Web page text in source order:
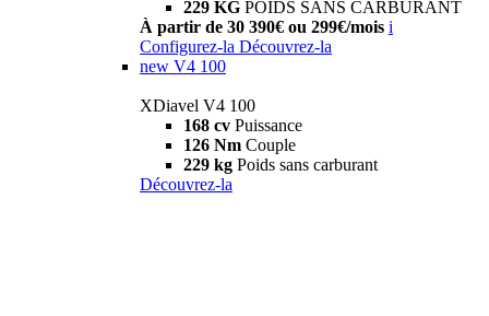
229 KG POIDS SANS CARBURANT
À partir de 30 390€ ou 299€/mois i
Configurez-la Découvrez-la
new V4 100
XDiavel V4 100
168 cv Puissance
126 Nm Couple
229 kg Poids sans carburant
Découvrez-la